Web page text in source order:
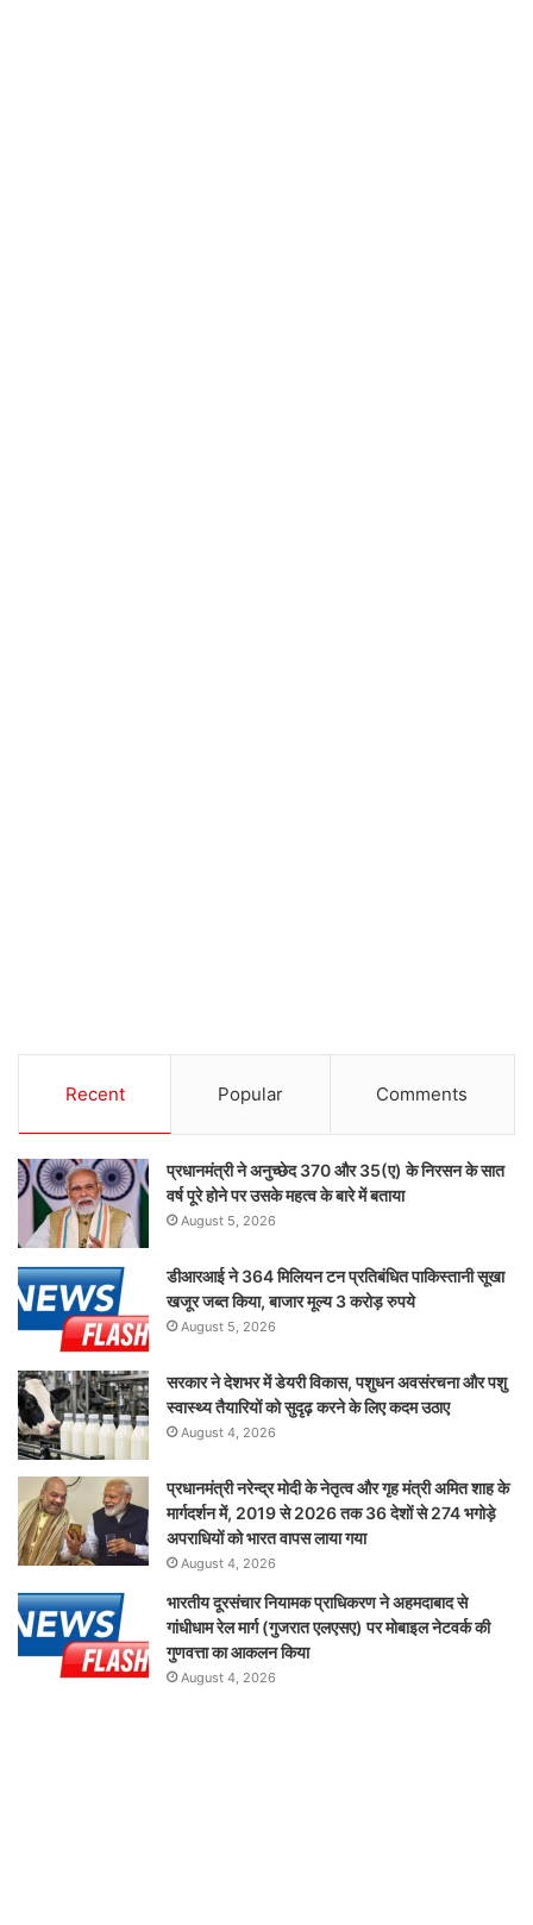
Recent Popular Comments
प्रधानमंत्री ने अनुच्छेद 370 और 35(ए) के निरसन के सात
वर्ष पूरे होने पर उसके महत्व के बारे में बताया
August 5, 2026
डीआरआई ने 364 मिलियन टन प्रतिबंधित पाकिस्तानी सूखा
खजूर जब्त किया, बाजार मूल्य 3 करोड़ रुपये
August 5, 2026
सरकार ने देशभर में डेयरी विकास, पशुधन अवसंरचना और पशु
स्वास्थ्य तैयारियों को सुदृढ़ करने के लिए कदम उठाए
August 4, 2026
प्रधानमंत्री नरेन्द्र मोदी के नेतृत्व और गृह मंत्री अमित शाह के
मार्गदर्शन में, 2019 से 2026 तक 36 देशों से 274 भगोड़े
अपराधियों को भारत वापस लाया गया
August 4, 2026
भारतीय दूरसंचार नियामक प्राधिकरण ने अहमदाबाद से
गांधीधाम रेल मार्ग (गुजरात एलएसए) पर मोबाइल नेटवर्क की
गुणवत्ता का आकलन किया
August 4, 2026